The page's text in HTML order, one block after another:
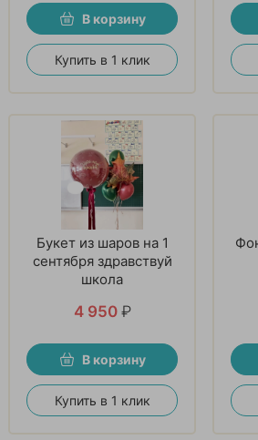
В корзину
Купить в 1 клик
Букет из шаров на 1
сентября здравствуй
школа
4 950 ₽
В корзину
Купить в 1 клик